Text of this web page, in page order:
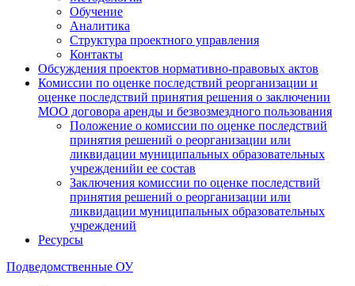
Обучение
Аналитика
Структура проектного управления
Контакты
Обсуждения проектов нормативно-правовых актов
Комиссии по оценке последствий реорганизации и
оценке последствий принятия решения о заключении
МОО договора аренды и безвозмездного пользования
Положение о комиссии по оценке последствий
принятия решений о реорганизации или
ликвидации муниципальных образовательных
учрежденийи ее состав
Заключения комиссии по оценке последствий
принятия решений о реорганизации или
ликвидации муниципальных образовательных
учреждений
Ресурсы
Подведомственные ОУ